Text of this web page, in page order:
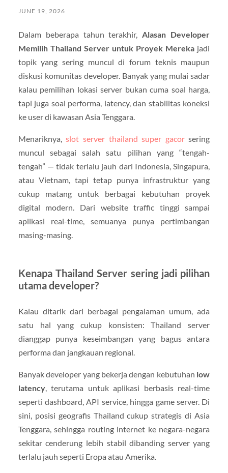
JUNE 19, 2026
Dalam beberapa tahun terakhir, Alasan Developer
Memilih Thailand Server untuk Proyek Mereka jadi
topik yang sering muncul di forum teknis maupun
diskusi komunitas developer. Banyak yang mulai sadar
kalau pemilihan lokasi server bukan cuma soal harga,
tapi juga soal performa, latency, dan stabilitas koneksi
ke user di kawasan Asia Tenggara.
Menariknya,slot server thailand super gacorsering
muncul sebagai salah satu pilihan yang “tengah-
tengah” — tidak terlalu jauh dari Indonesia, Singapura,
atau Vietnam, tapi tetap punya infrastruktur yang
cukup matang untuk berbagai kebutuhan proyek
digital modern. Dari website traffic tinggi sampai
aplikasi real-time, semuanya punya pertimbangan
masing-masing.
Kenapa Thailand Server sering jadi pilihan
utama developer?
Kalau ditarik dari berbagai pengalaman umum, ada
satu hal yang cukup konsisten: Thailand server
dianggap punya keseimbangan yang bagus antara
performa dan jangkauan regional.
Banyak developer yang bekerja dengan kebutuhan low
latency, terutama untuk aplikasi berbasis real-time
seperti dashboard, API service, hingga game server. Di
sini, posisi geografis Thailand cukup strategis di Asia
Tenggara, sehingga routing internet ke negara-negara
sekitar cenderung lebih stabil dibanding server yang
terlalu jauh seperti Eropa atau Amerika.